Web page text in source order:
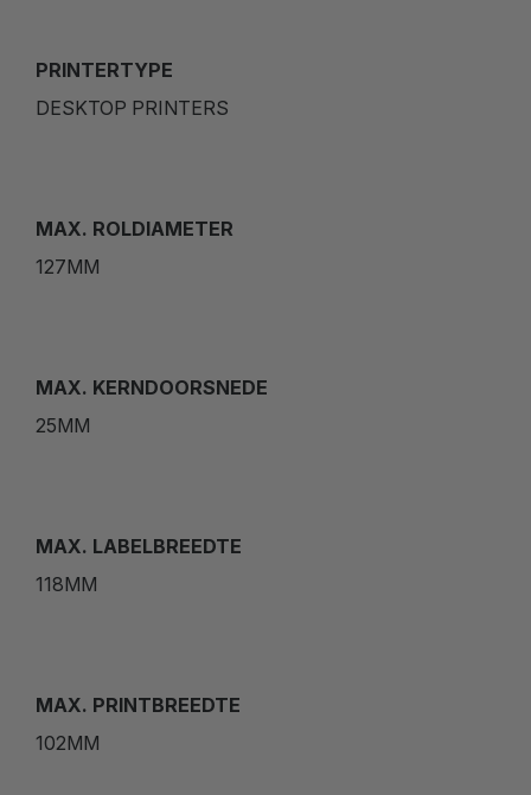
PRINTERTYPE
DESKTOP PRINTERS
MAX. ROLDIAMETER
127MM
MAX. KERNDOORSNEDE
25MM
MAX. LABELBREEDTE
118MM
MAX. PRINTBREEDTE
102MM